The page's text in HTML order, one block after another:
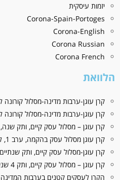
יזמות עיסקית
Corona-Spain-Portoges
Corona-English
Corona Russian
Corona French
הלוואת
קרן עוגן-ערבות מדינה-מסלול קורונה
קרן עוגן-ערבות מדינה-מסלול
קרן עוגן – מסלול עסק קיים, ותק שנה, ערב 1, ללא
קרן עוגן מסלול עסק בהקמה, ערב 1, ללא פיקדון
קרן עוגן-מסלול עסק קיים, ותק
קרן עוגן – מסלול עסק קיים, ותק 4 שנים, ללא ערבים וללא פיקדון
הקרן לעסקים קטנים בערבות